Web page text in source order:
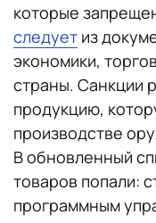
которые
следует из
экономики,
страны. Санкции
продукцию,
производстве
В обновленный
товаров попали:
программным